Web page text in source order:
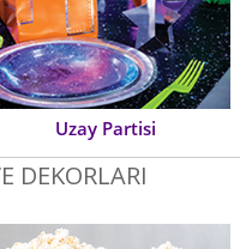
Uzay Partisi
DEKORLARI